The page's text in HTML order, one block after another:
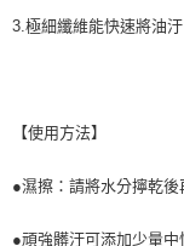
１．於結帳方式選擇「
※ 請注意：結帳手續完
後付繳納相關費用。
7-11取貨付款
每筆NT$60，滿
3.極細纖維能快速將油
【使用方法】
●濕擦：請將水分擰乾後
●頑強髒汙可添加少量中